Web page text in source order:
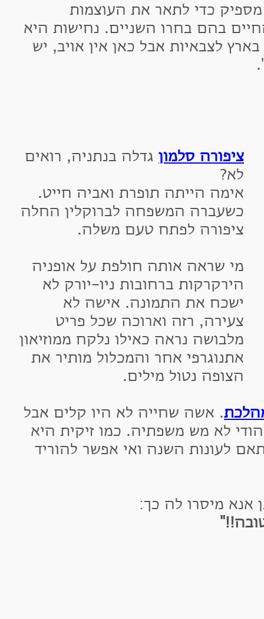
כדי לתאר את העוצמות
בהם בחרו השניים. נחישות היא
אבל כאן אין אויב, יש
סלמוןגדלה בנתניה, רואים
הייתה תופרת ואביה חייט.
המשפחה לברוקלין החלה
לפתח טעם משלה.
שראה אותה חולפת על אופניה
ברחובות ניו-יורק לא
את התמונה. אישה לא
רזה וארוכה שכל פריט
נראה כאילו נלקח ממוזיאון
אחר והמכלול מותיר את
נטול מילים.
. אשה שחייה לא היו קלים אבל
לא מש משפתיה. כמו זיקית היא
השנה ואי אפשר להוריד
מיסרו לה כך: